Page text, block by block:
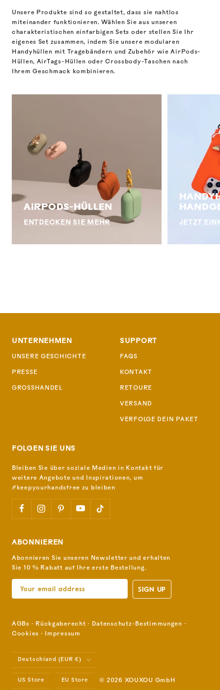
Unsere Produkte sind so gestaltet, dass sie nahtlos
miteinander funktionieren. Wählen Sie aus unseren
charakteristischen einfarbigen Sets oder stellen Sie Ihr
eigenes Set zusammen, indem Sie unsere modularen
Handyhüllen mit Tragebändern und Zubehör wie AirPods-
Hüllen, AirTags-Hüllen oder Crossbody-Taschen nach
Ihrem Geschmack kombinieren.
AIRPODS-HÜLLEN
ENTDECKEN SIE MEHR JETZT
UNTERNEHMEN
UNSERE GESCHICHTE
PRESSE
GROSSHANDEL
SUPPORT
FAQS
KONTAKT
RETOURE
VERSAND
VERFOLGE DEIN PAKET
FOLGEN SIE UNS
Bleiben Sie über soziale Medien in Kontakt für
weitere Angebote und Inspirationen, um
#keepyourhandsfree zu bleiben
ABONNIEREN
Abonnieren Sie unseren Newsletter und erhalten
Sie 10 % Rabatt auf Ihre erste Bestellung.
SIGN UP
AGBs ⋅ Rückgaberecht ⋅ Datenschutz-Bestimmungen ⋅
Cookies ⋅ Impressum
Land/Region
Deutschland (EUR €)
US Store EU Store © 2026 XOUXOU GmbH